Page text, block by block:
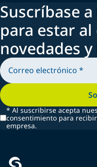
Suscríbase
para estar al
novedades
* Al suscribirse acepta
consentimiento para
empresa.